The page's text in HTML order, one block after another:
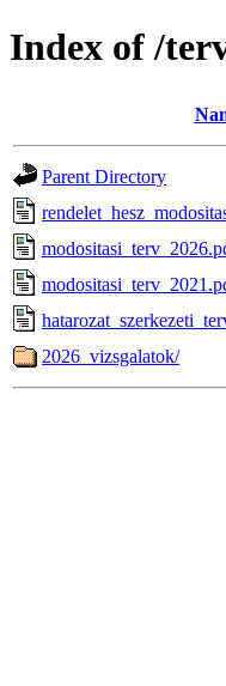
Index of /
Parent Directory
2026_vizsgalatok/